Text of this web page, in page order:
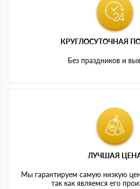
КРУГЛОСУТОЧНАЯ
Без праздников и
ЛУЧШАЯ
Мы гарантируем самую низкую
так как являемся его